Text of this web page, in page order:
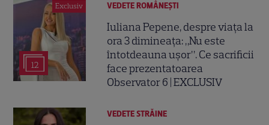
Exclusiv
12
VEDETE ROMÂNEŞTI
Iuliana Pepene, despre viața la
ora 3 dimineața: „Nu este
întotdeauna ușor”. Ce sacrificii
face prezentatoarea
Observator 6 | EXCLUSIV
VEDETE STRĂINE